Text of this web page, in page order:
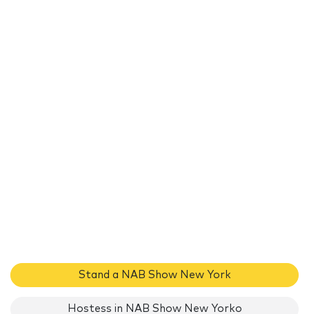
Stand a NAB Show New York
Hostess in NAB Show New Yorko